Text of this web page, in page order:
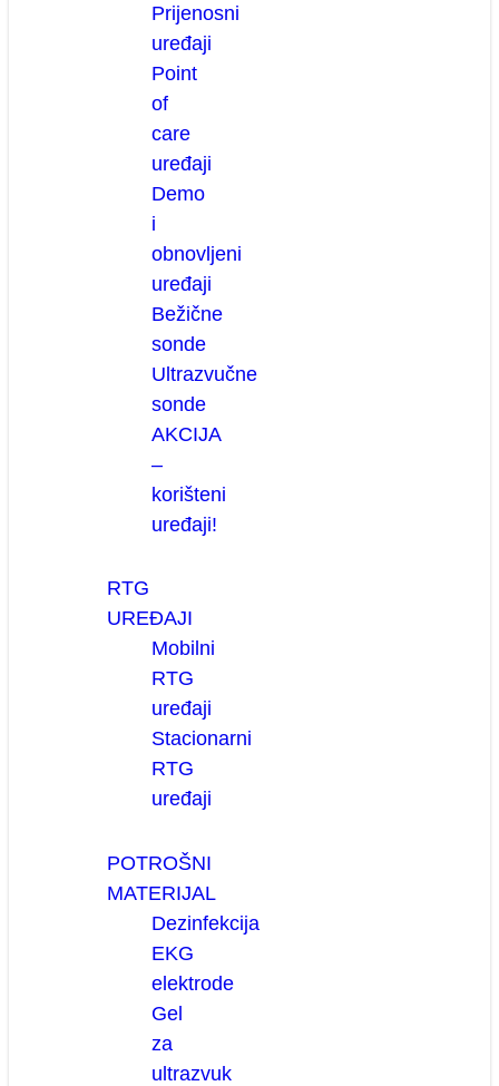
Prijenosni
uređaji
Point
of
care
uređaji
Demo
i
obnovljeni
uređaji
Bežične
sonde
Ultrazvučne
sonde
AKCIJA
–
korišteni
uređaji!
RTG
UREĐAJI
Mobilni
RTG
uređaji
Stacionarni
RTG
uređaji
POTROŠNI
MATERIJAL
Dezinfekcija
EKG
elektrode
Gel
za
ultrazvuk